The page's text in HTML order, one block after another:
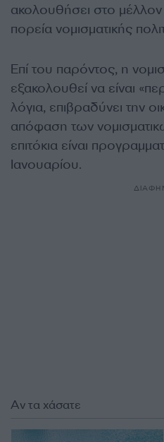
ακολουθήσει στο μέλλον
πορεία νομισματικής
Επί του παρόντος, η
εξακολουθεί να είναι
λόγια, επιβραδύνει την
απόφαση των
επιτόκια είναι
Ιανουαρίου.
Αν τα χάσατε